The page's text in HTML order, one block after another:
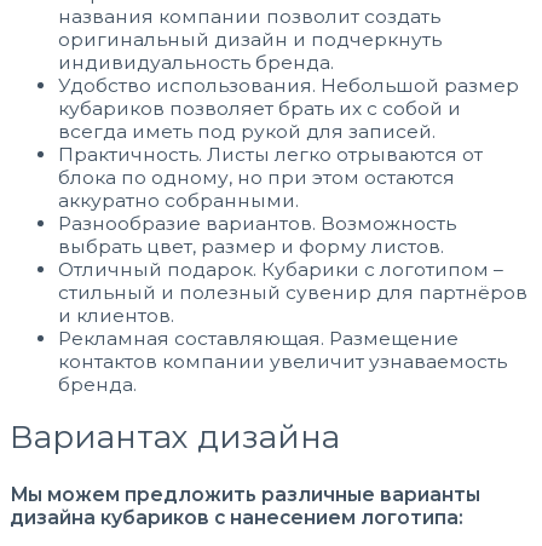
названия компании позволит создать
оригинальный дизайн и подчеркнуть
индивидуальность бренда.
Удобство использования. Небольшой размер
кубариков позволяет брать их с собой и
всегда иметь под рукой для записей.
Практичность. Листы легко отрываются от
блока по одному, но при этом остаются
аккуратно собранными.
Разнообразие вариантов. Возможность
выбрать цвет, размер и форму листов.
Отличный подарок. Кубарики с логотипом –
стильный и полезный сувенир для партнёров
и клиентов.
Рекламная составляющая. Размещение
контактов компании увеличит узнаваемость
бренда.
Вариантах дизайна
Мы можем предложить различные варианты
дизайна кубариков с нанесением логотипа: